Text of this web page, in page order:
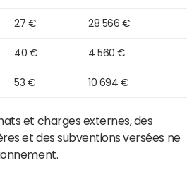
27 € 28 566 €
40 € 4 560 €
53 € 10 694 €
et charges externes, des
et des subventions versées ne